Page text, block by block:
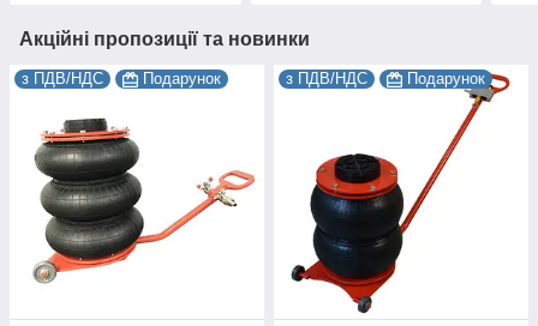
Акційні пропозиції та новинки
з ПДВ/НДС Подарунок з ПДВ/НДС Подарунок